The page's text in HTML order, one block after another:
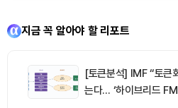
지금 꼭 알아야 할 리포트
[토큰분석] IMF “토큰
는다… ‘하이브리드